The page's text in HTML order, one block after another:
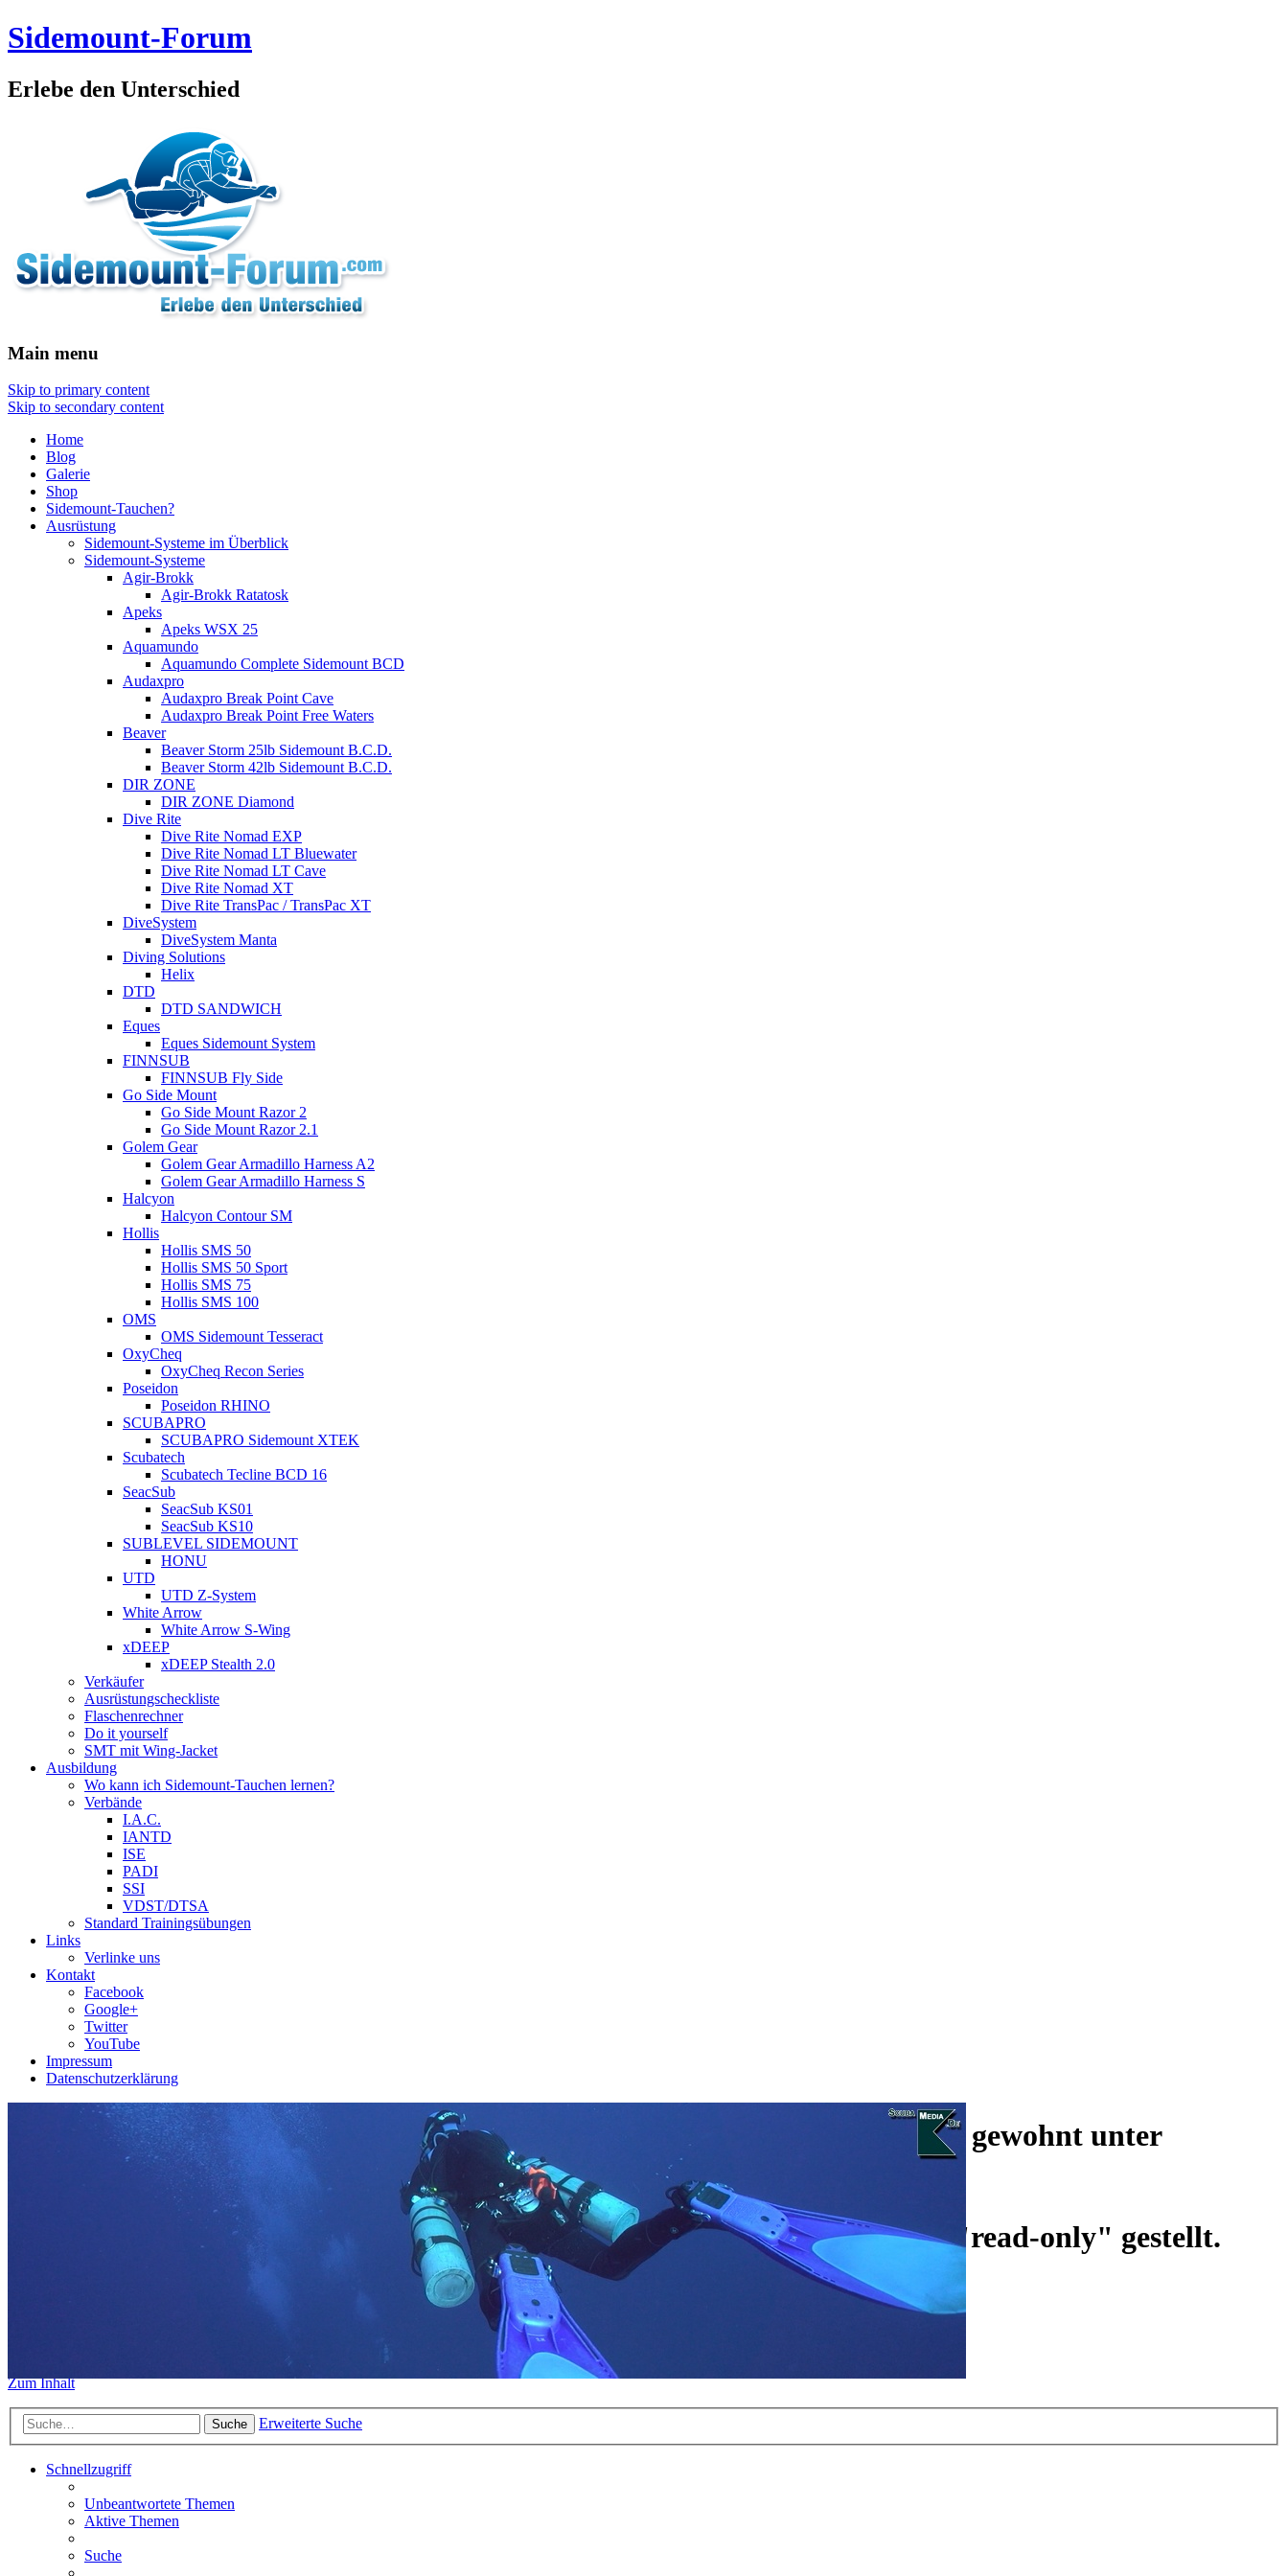
Sidemount-Forum
Erlebe den Unterschied
Main menu
Skip to primary content
Skip to secondary content
Home
Blog
Galerie
Shop
Sidemount-Tauchen?
Ausrüstung
Sidemount-Systeme im Überblick
Sidemount-Systeme
Agir-Brokk
Agir-Brokk Ratatosk
Apeks
Apeks WSX 25
Aquamundo
Aquamundo Complete Sidemount BCD
Audaxpro
Audaxpro Break Point Cave
Audaxpro Break Point Free Waters
Beaver
Beaver Storm 25lb Sidemount B.C.D.
Beaver Storm 42lb Sidemount B.C.D.
DIR ZONE
DIR ZONE Diamond
Dive Rite
Dive Rite Nomad EXP
Dive Rite Nomad LT Bluewater
Dive Rite Nomad LT Cave
Dive Rite Nomad XT
Dive Rite TransPac / TransPac XT
DiveSystem
DiveSystem Manta
Diving Solutions
Helix
DTD
DTD SANDWICH
Eques
Eques Sidemount System
FINNSUB
FINNSUB Fly Side
Go Side Mount
Go Side Mount Razor 2
Go Side Mount Razor 2.1
Golem Gear
Golem Gear Armadillo Harness A2
Golem Gear Armadillo Harness S
Halcyon
Halcyon Contour SM
Hollis
Hollis SMS 50
Hollis SMS 50 Sport
Hollis SMS 75
Hollis SMS 100
OMS
OMS Sidemount Tesseract
OxyCheq
OxyCheq Recon Series
Poseidon
Poseidon RHINO
SCUBAPRO
SCUBAPRO Sidemount XTEK
Scubatech
Scubatech Tecline BCD 16
SeacSub
SeacSub KS01
SeacSub KS10
SUBLEVEL SIDEMOUNT
HONU
UTD
UTD Z-System
White Arrow
White Arrow S-Wing
xDEEP
xDEEP Stealth 2.0
Verkäufer
Ausrüstungscheckliste
Flaschenrechner
Do it yourself
SMT mit Wing-Jacket
Ausbildung
Wo kann ich Sidemount-Tauchen lernen?
Verbände
I.A.C.
IANTD
ISE
PADI
SSI
VDST/DTSA
Standard Trainingsübungen
Links
Verlinke uns
Kontakt
Facebook
Google+
Twitter
YouTube
Impressum
Datenschutzerklärung
Das Sidemount-Forum ist auf ein neues Forensystem umgezogen und wie gewohnt unter
https://www.sidemount-forum.com
erreichbar.
Das alte Forum hier existiert nur aufgrund deralten Galerieund ist auf "read-only" gestellt.
Zum Inhalt
Suche Erweiterte Suche
Schnellzugriff
Unbeantwortete Themen
Aktive Themen
Suche